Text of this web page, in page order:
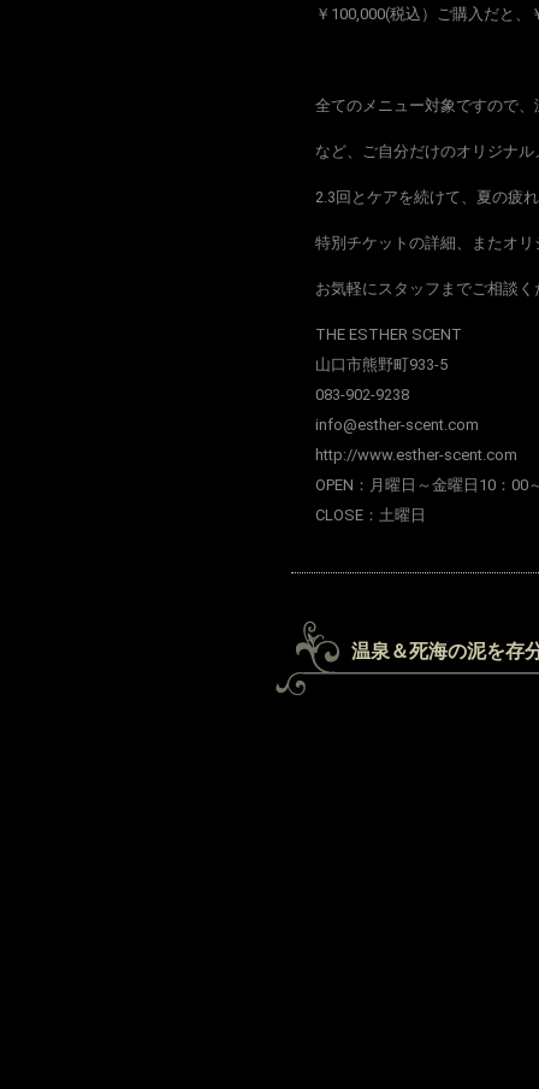
￥100,000(税込）ご購入だと
全てのメニュー対象ですので
など、ご自分だけのオリジナ
2.3回とケアを続けて、夏の疲
特別チケットの詳細、またオ
お気軽にスタッフまでご相談
THE ESTHER SCENT
山口市熊野町933-5
083-902-9238
info@esther-scent.com
http://www.esther-scent.com
OPEN：月曜日～金曜日10：00
CLOSE：土曜日
温泉＆死海の泥を存